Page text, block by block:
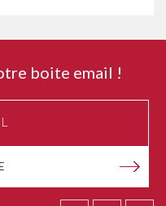
boite email !